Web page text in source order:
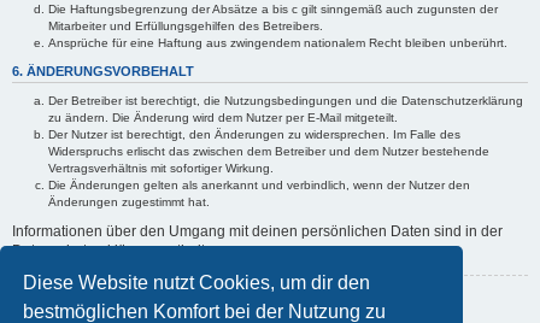
Diese Website nutzt Cookies, um dir den
bestmöglichen Komfort bei der Nutzung zu
Die Haftungsbegrenzung der Absätze a bis c gilt sinngemäß auch zugunsten der
Mitarbeiter und Erfüllungsgehilfen des Betreibers.
Ansprüche für eine Haftung aus zwingendem nationalem Recht bleiben unberührt.
6. ÄNDERUNGSVORBEHALT
Der Betreiber ist berechtigt, die Nutzungsbedingungen und die Datenschutzerklärung
zu ändern. Die Änderung wird dem Nutzer per E-Mail mitgeteilt.
Der Nutzer ist berechtigt, den Änderungen zu widersprechen. Im Falle des
Widerspruchs erlischt das zwischen dem Betreiber und dem Nutzer bestehende
Vertragsverhältnis mit sofortiger Wirkung.
Die Änderungen gelten als anerkannt und verbindlich, wenn der Nutzer den
Änderungen zugestimmt hat.
Informationen über den Umgang mit deinen persönlichen Daten sind in der
Datenschutzerklärung enthalten.
Zurück zur vorherigen Seite